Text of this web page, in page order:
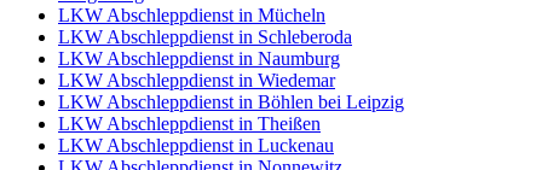
LKW Abschleppdienst in Mücheln
LKW Abschleppdienst in Schleberoda
LKW Abschleppdienst in Naumburg
LKW Abschleppdienst in Wiedemar
LKW Abschleppdienst in Böhlen bei Leipzig
LKW Abschleppdienst in Theißen
LKW Abschleppdienst in Luckenau